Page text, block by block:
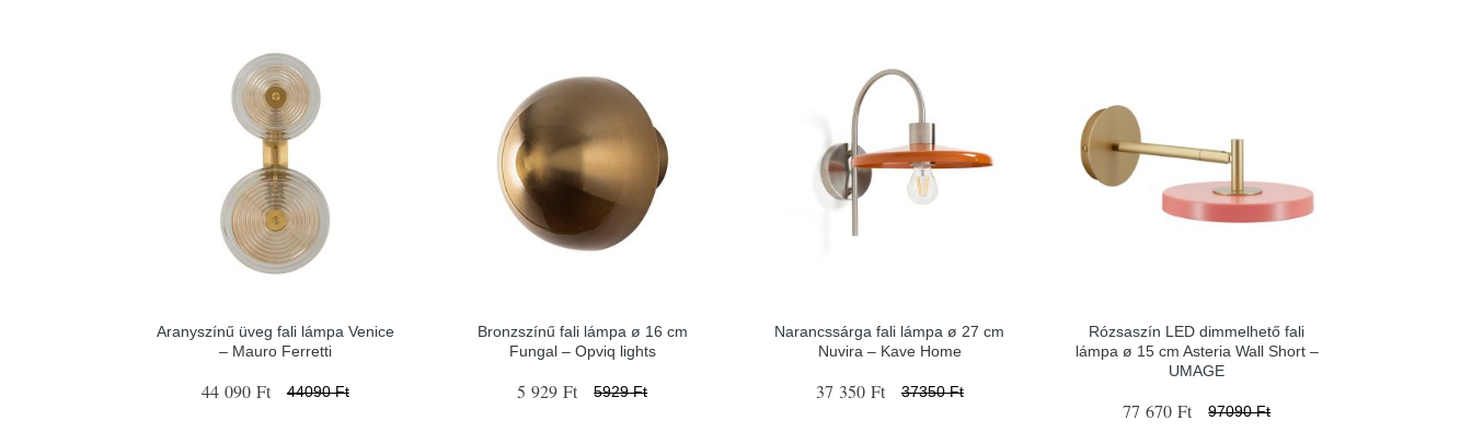
Aranyszínű üveg fali lámpa Venice
– Mauro Ferretti
44 090 Ft 44090 Ft
Bronzszínű fali lámpa ø 16 cm
Fungal – Opviq lights
5 929 Ft 5929 Ft
Narancssárga fali lámpa ø 27 cm
Nuvira – Kave Home
37 350 Ft 37350 Ft
Rózsaszín LED dimmelhető fali
lámpa ø 15 cm Asteria Wall Short –
UMAGE
77 670 Ft 97090 Ft